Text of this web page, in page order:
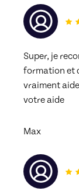
Super, je
formation et
vraiment
votre aide
Max